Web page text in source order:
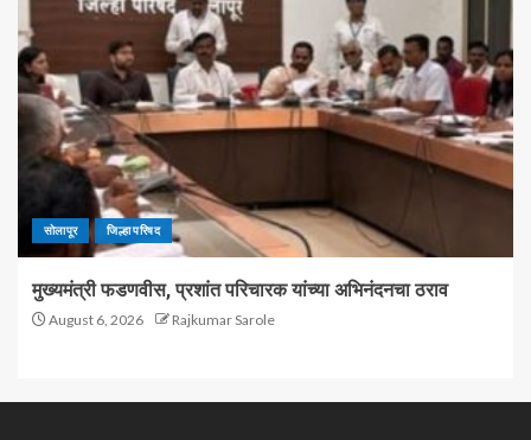
सोलापूर जिल्हा परिषद
मुख्यमंत्री फडणवीस, प्रशांत परिचारक यांच्या अभिनंदनचा ठराव
August 6, 2026 Rajkumar Sarole